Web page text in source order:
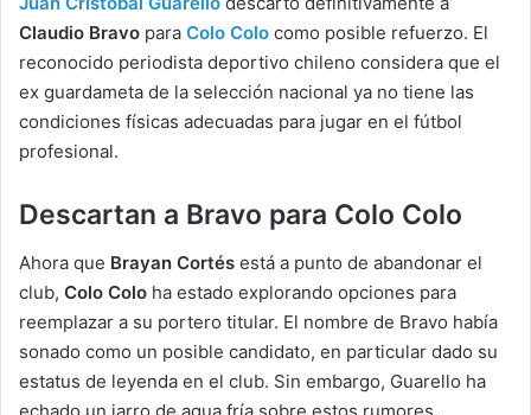
Claudio Bravo para Colo Colo como posible refuerzo. El
reconocido periodista deportivo chileno considera que el
ex guardameta de la selección nacional ya no tiene las
condiciones físicas adecuadas para jugar en el fútbol
profesional.
Descartan a Bravo para Colo Colo
Ahora que Brayan Cortés está a punto de abandonar el
club, Colo Colo ha estado explorando opciones para
reemplazar a su portero titular. El nombre de Bravo había
sonado como un posible candidato, en particular dado su
estatus de leyenda en el club. Sin embargo, Guarello ha
echado un jarro de agua fría sobre estos rumores,